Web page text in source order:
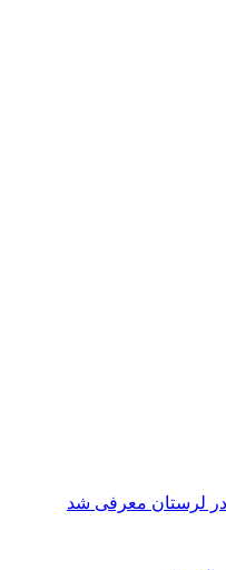
در لرستان معرفی شد